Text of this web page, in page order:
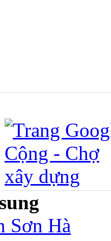
Sơn Hà